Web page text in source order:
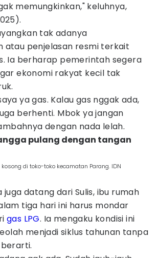
memungkinkan," keluhnya,
tak adanya
atau penjelasan resmi terkait
Ia berharap pemerintah segera
ekonomi rakyat kecil tak
ya gas. Kalau gas nggak ada,
berhenti. Mbok ya jangan
dengan nada lelah.
pulang dengan tangan
di toko-toko kecamatan Parang. IDN
juga datang dari Sulis, ibu rumah
tiga hari ini harus mondar
gas LPG. Ia mengaku kondisi ini
menjadi siklus tahunan tanpa